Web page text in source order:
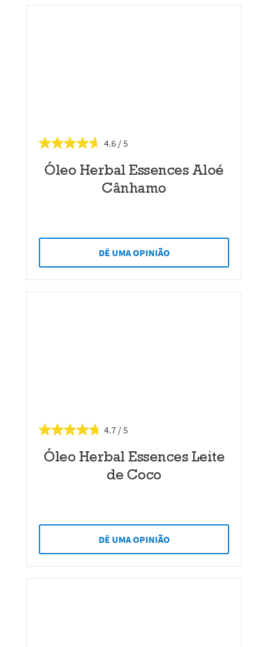
4.6
Óleo Herbal Essences Aloé
Cânhamo
DÊ UMA OPINIÃO
4.7
Óleo Herbal Essences Leite
de Coco
DÊ UMA OPINIÃO